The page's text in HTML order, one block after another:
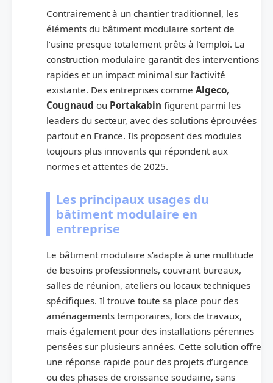
Contrairement à un chantier traditionnel, les
éléments du bâtiment modulaire sortent de
l’usine presque totalement prêts à l’emploi. La
construction modulaire garantit des interventions
rapides et un impact minimal sur l’activité
existante. Des entreprises comme Algeco,
Cougnaud ou Portakabin figurent parmi les
leaders du secteur, avec des solutions éprouvées
partout en France. Ils proposent des modules
toujours plus innovants qui répondent aux
normes et attentes de 2025.
Les principaux usages du
bâtiment modulaire en
entreprise
Le bâtiment modulaire s’adapte à une multitude
de besoins professionnels, couvrant bureaux,
salles de réunion, ateliers ou locaux techniques
spécifiques. Il trouve toute sa place pour des
aménagements temporaires, lors de travaux,
mais également pour des installations pérennes
pensées sur plusieurs années. Cette solution offre
une réponse rapide pour des projets d’urgence
ou des phases de croissance soudaine, sans